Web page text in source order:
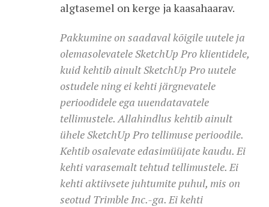
algtasemel on kerge ja kaasahaarav.
Pakkumine on saadaval kõigile uutele ja
olemasolevatele SketchUp Pro klientidele,
kuid kehtib ainult SketchUp Pro uutele
ostudele ning ei kehti järgnevatele
perioodidele ega uuendatavatele
tellimustele. Allahindlus kehtib ainult
ühele SketchUp Pro tellimuse perioodile.
Kehtib osalevate edasimüüjate kaudu. Ei
kehti varasemalt tehtud tellimustele. Ei
kehti aktiivsete juhtumite puhul, mis on
seotud Trimble Inc.-ga. Ei kehti